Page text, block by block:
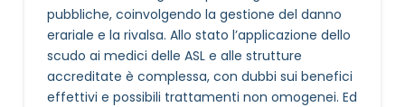
pubbliche, coinvolgendo la gestione del danno
erariale e la rivalsa. Allo stato l’applicazione dello
scudo ai medici delle ASL e alle strutture
accreditate è complessa, con dubbi sui benefici
effettivi e possibili trattamenti non omogenei. Ed